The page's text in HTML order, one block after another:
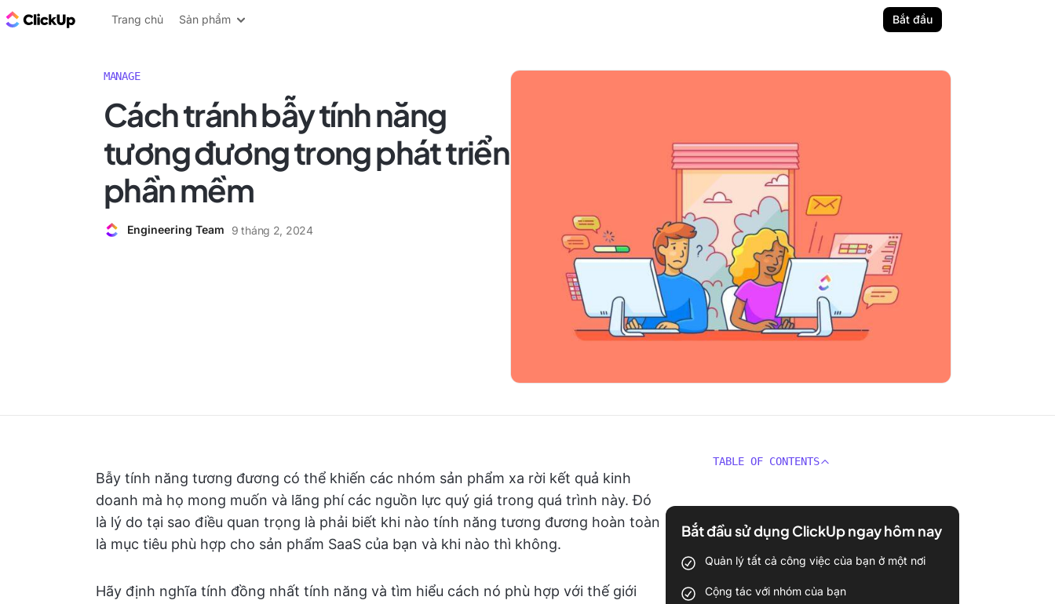
ClickUp Blog
Trang chủ Sản phẩm Bắt đầu
MANAGE
Cách tránh bẫy tính năng
tương đương trong phát triển
phần mềm
Engineering Team 9 tháng 2, 2024
Bẫy tính năng tương đương có thể khiến các nhóm sản phẩm xa rời kết quả kinh
doanh mà họ mong muốn và lãng phí các nguồn lực quý giá trong quá trình này. Đó
là lý do tại sao điều quan trọng là phải biết khi nào tính năng tương đương hoàn toàn
là mục tiêu phù hợp cho sản phẩm SaaS của bạn và khi nào thì không.
Hãy định nghĩa tính đồng nhất tính năng và tìm hiểu cách nó phù hợp với thế giới
TABLE OF CONTENTS
Bắt đầu sử dụng ClickUp ngay hôm nay
Quản lý tất cả công việc của bạn ở một nơi
Cộng tác với nhóm của bạn